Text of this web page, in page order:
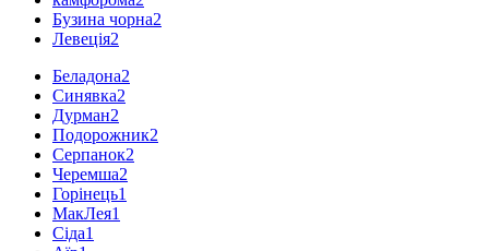
Бузина чорна2
Левеція2
Беладона2
Синявка2
Дурман2
Подорожник2
Серпанок2
Черемша2
Горінець1
МакЛея1
Сіда1